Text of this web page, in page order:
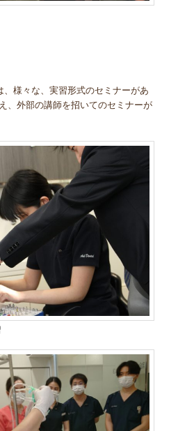
様々な、実習形式のセミナーがあ
、外部の講師を招いてのセミナーが